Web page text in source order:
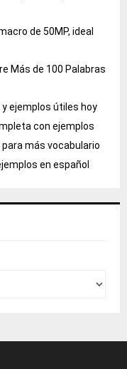
de 50MP, ideal
Más de 100 Palabras
ejemplos útiles hoy
con ejemplos
más vocabulario
en español